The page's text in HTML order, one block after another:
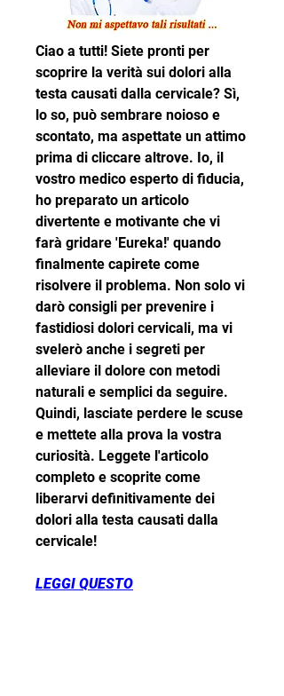
Ciao a tutti! Siete pronti per
scoprire la verità sui dolori alla
testa causati dalla cervicale? Sì,
lo so, può sembrare noioso e
scontato, ma aspettate un attimo
prima di cliccare altrove. Io, il
vostro medico esperto di fiducia,
ho preparato un articolo
divertente e motivante che vi
farà gridare 'Eureka!' quando
finalmente capirete come
risolvere il problema. Non solo vi
darò consigli per prevenire i
fastidiosi dolori cervicali, ma vi
svelerò anche i segreti per
alleviare il dolore con metodi
naturali e semplici da seguire.
Quindi, lasciate perdere le scuse
e mettete alla prova la vostra
curiosità. Leggete l'articolo
completo e scoprite come
liberarvi definitivamente dei
dolori alla testa causati dalla
cervicale!
LEGGI QUESTO